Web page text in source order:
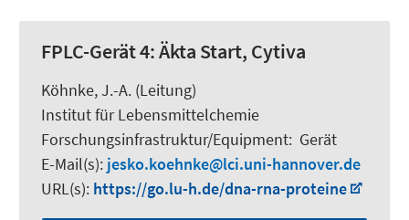
FPLC-Gerät 4: Äkta Start, Cytiva
Köhnke, J.-A. (Leitung)
Institut für Lebensmittelchemie
Forschungsinfrastruktur/Equipment: Gerät
E-Mail(s): jesko.koehnke
lci.uni-hannover.de
URL(s): https://go.lu-h.de/dna-rna-proteine